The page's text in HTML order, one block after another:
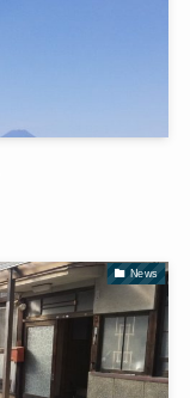
News